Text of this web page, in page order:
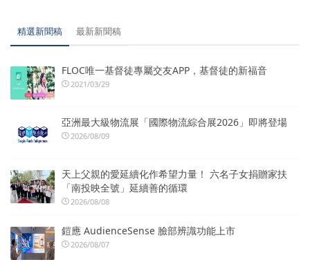
精選新聞稿 最新新聞稿
FLOC唯一基督徒專屬交友APP，基督徒的新福音
2021/03/29
亞洲最大級物流展「國際物流綜合展2026」即將登場
2026/08/09
天上父親的愛延續化作希望力量！ 六名子女捐贈家扶
「南投映全號」延續善的循環
2026/08/08
鎧應 AudienceSense 臉部辨識功能上市
2026/08/07